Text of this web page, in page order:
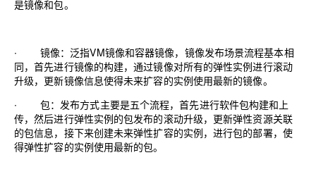
是镜像和包。
∙ 镜像：泛指VM镜像和容器镜像，镜像发布场景流程基本相
同，首先进行镜像的构建，通过镜像对所有的弹性实例进行滚动
升级，更新镜像信息使得未来扩容的实例使用最新的镜像。
∙ 包：发布方式主要是五个流程，首先进行软件包构建和上
传，然后进行弹性实例的包发布的滚动升级，更新弹性资源关联
的包信息，接下来创建未来弹性扩容的实例，进行包的部署，使
得弹性扩容的实例使用最新的包。